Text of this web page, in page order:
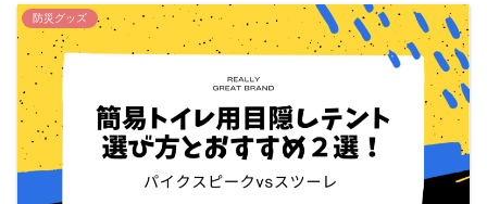
防災グッズ